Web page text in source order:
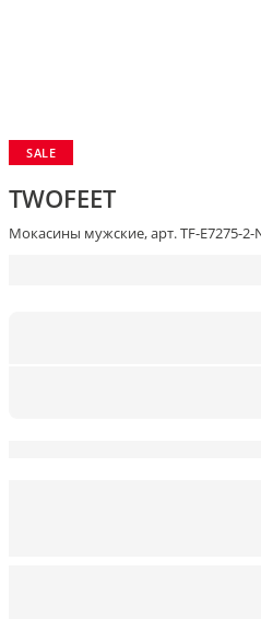
SALE
TWOFEET
Мокасины мужские, арт. TF-E7275-2-